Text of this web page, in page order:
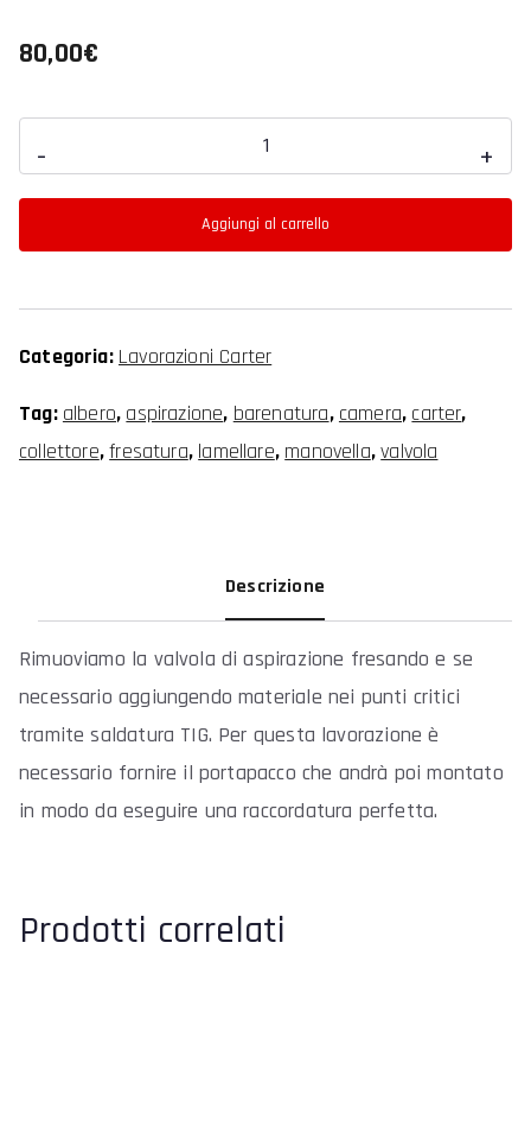
80,00€
-
valvola
per
trasformazione
+
Aggiungi al carrello
Categoria: Lavorazioni Carter
Tag: albero, aspirazione, barenatura, camera, carter,
collettore,fresatura, lamellare, manovella,valvola
Descrizione
Rimuoviamo la valvola di aspirazione fresando e se
necessario aggiungendo materiale nei punti critici
tramite saldatura TIG. Per questa lavorazione è
necessario fornire il portapacco che andrà poi montato
in modo da eseguire una raccordatura perfetta.
Prodotti correlati